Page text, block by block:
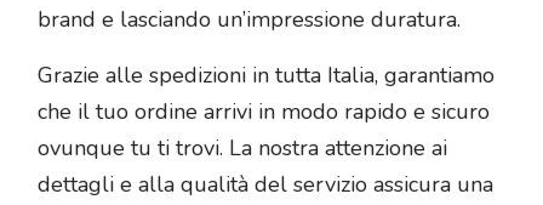
brand e lasciando un’impressione duratura.
Grazie alle spedizioni in tutta Italia, garantiamo
che il tuo ordine arrivi in modo rapido e sicuro
ovunque tu ti trovi. La nostra attenzione ai
dettagli e alla qualità del servizio assicura una